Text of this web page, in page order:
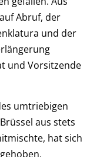
Abruf, der
und der
und Vorsitzende
umtriebigen
aus stets
hat sich